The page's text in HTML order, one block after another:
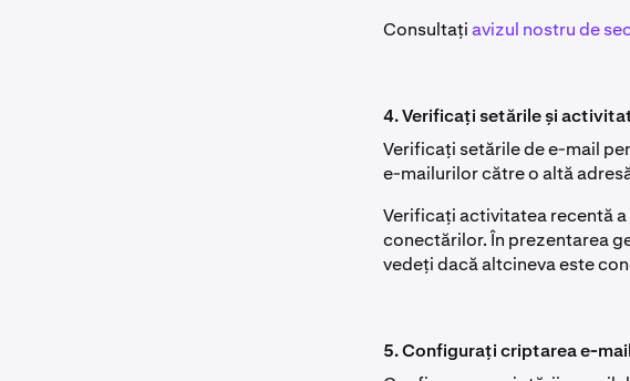
Consultațiavizul nostru de
4. Verificați setările și
Verificați setările de e-mail
e-mailurilor către o altă
Verificați activitatea recentă
conectărilor. În prezentarea
vedeți dacă altcineva este
5. Configurați criptarea e-